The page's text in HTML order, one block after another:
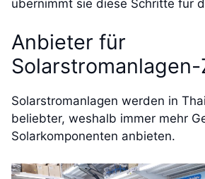
übernimmt sie diese Schritte für
Anbieter für
Solarstromanlagen werden in
beliebter, weshalb immer mehr
Solarkomponenten anbieten.